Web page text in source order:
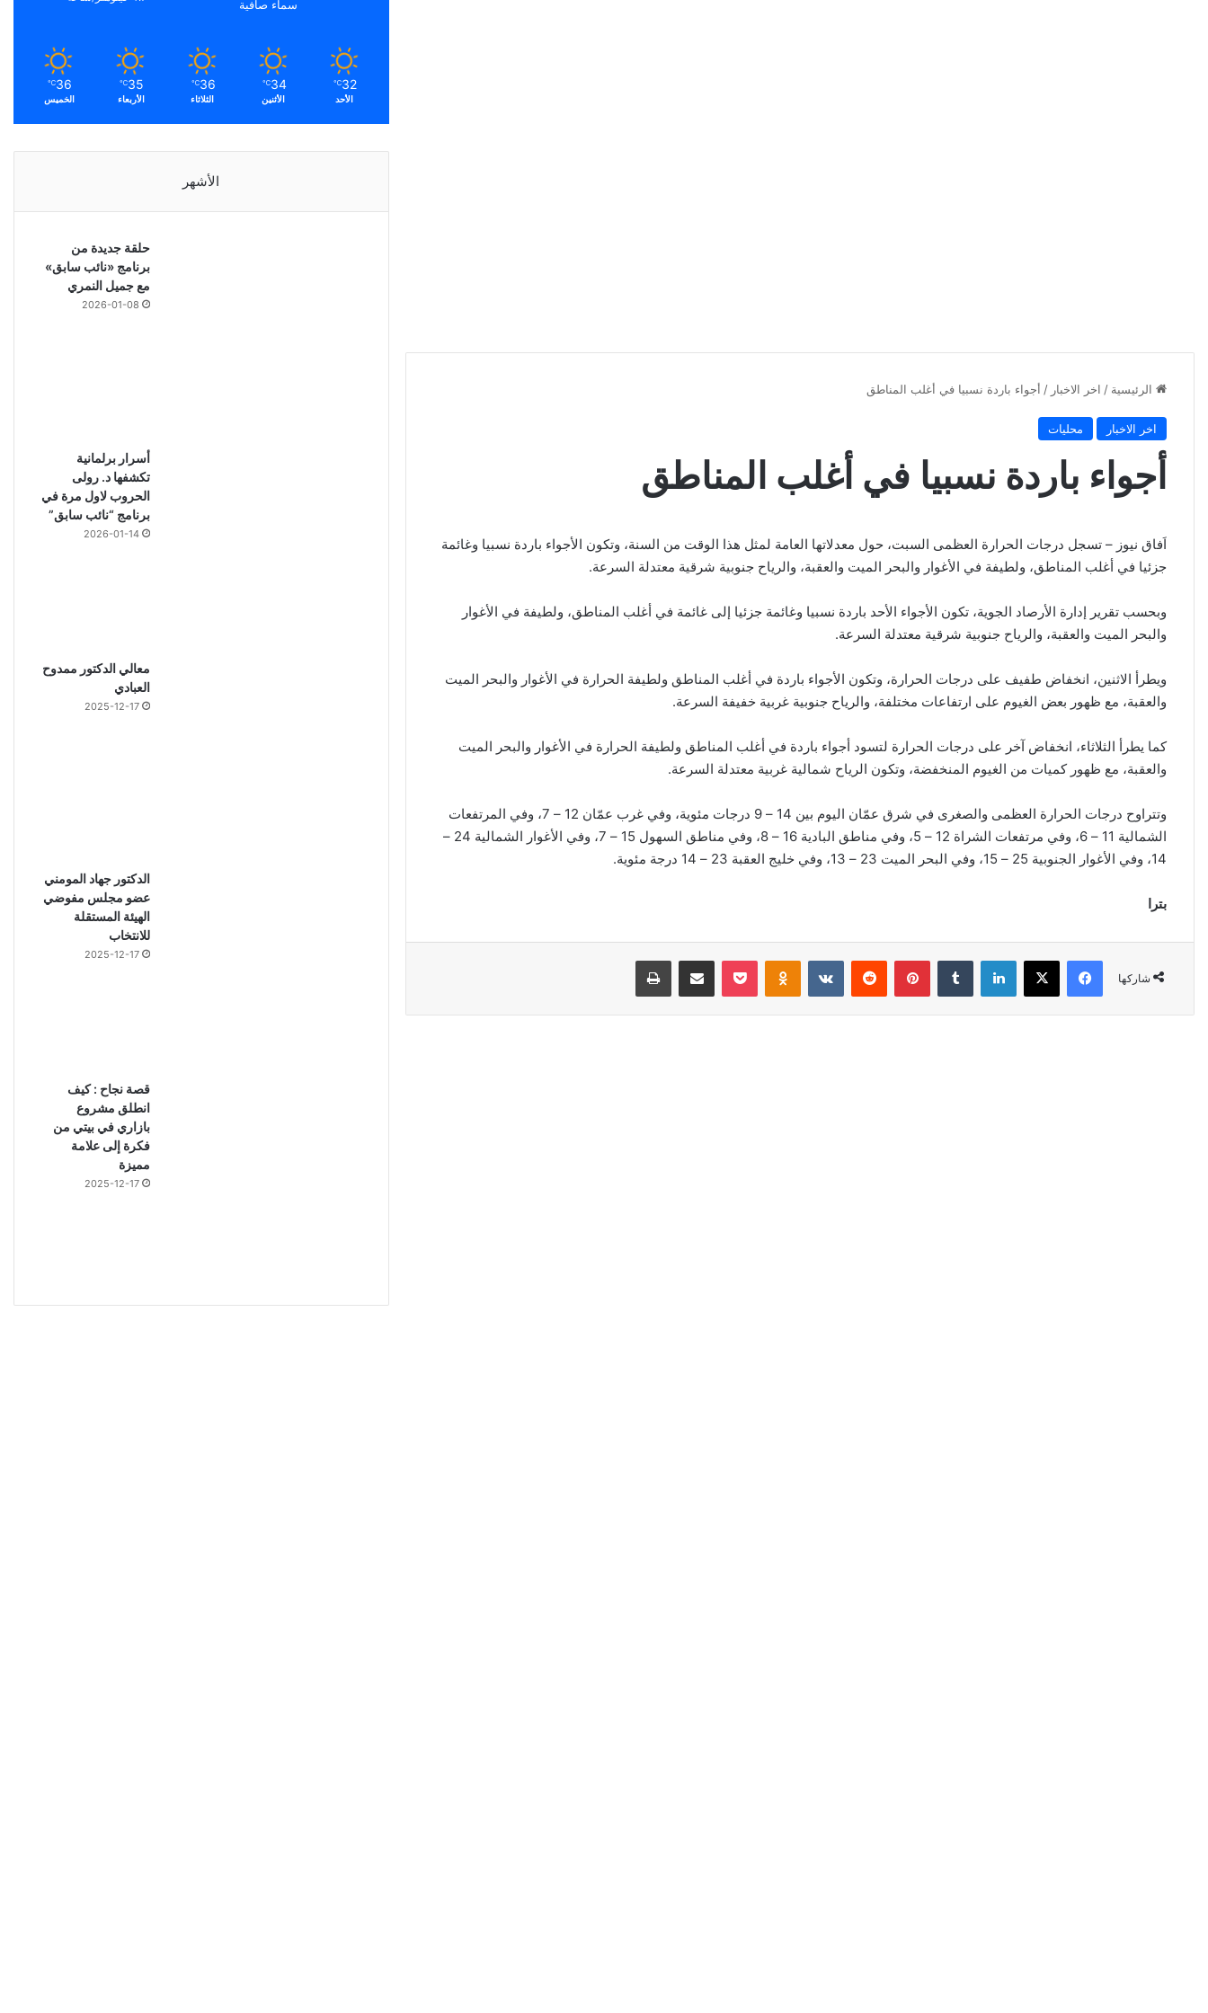
الرئيسية / اخر الاخبار / أجواء باردة نسبيا في أغلب المناطق
اخر الاخبار محليات
أجواء باردة نسبيا في أغلب المناطق
اَفاق نيوز – تسجل درجات الحرارة العظمى السبت، حول معدلاتها العامة لمثل هذا الوقت من السنة، وتكون الأجواء باردة نسبيا وغائمة
جزئيا في أغلب المناطق، ولطيفة في الأغوار والبحر الميت والعقبة، والرياح جنوبية شرقية معتدلة السرعة.
وبحسب تقرير إدارة الأرصاد الجوية، تكون الأجواء الأحد باردة نسبيا وغائمة جزئيا إلى غائمة في أغلب المناطق، ولطيفة في الأغوار
والبحر الميت والعقبة، والرياح جنوبية شرقية معتدلة السرعة.
ويطرأ الاثنين، انخفاض طفيف على درجات الحرارة، وتكون الأجواء باردة في أغلب المناطق ولطيفة الحرارة في الأغوار والبحر الميت
والعقبة، مع ظهور بعض الغيوم على ارتفاعات مختلفة، والرياح جنوبية غربية خفيفة السرعة.
كما يطرأ الثلاثاء، انخفاض آخر على درجات الحرارة لتسود أجواء باردة في أغلب المناطق ولطيفة الحرارة في الأغوار والبحر الميت
والعقبة، مع ظهور كميات من الغيوم المنخفضة، وتكون الرياح شمالية غربية معتدلة السرعة.
وتتراوح درجات الحرارة العظمى والصغرى في شرق عمّان اليوم بين 14 – 9 درجات مئوية، وفي غرب عمّان 12 – 7، وفي المرتفعات
الشمالية 11 – 6، وفي مرتفعات الشراة 12 – 5، وفي مناطق البادية 16 – 8، وفي مناطق السهول 15 – 7، وفي الأغوار الشمالية 24 –
14، وفي الأغوار الجنوبية 25 – 15، وفي البحر الميت 23 – 13، وفي خليج العقبة 23 – 14 درجة مئوية.
بترا
شاركها
فيسبوك لينكدإن بينتيريست
سماء صافية
32
℃
الأحد
34
℃
الأثنين
36
℃
الثلاثاء
35
℃
الأربعاء
36
℃
الخميس
الأشهر
حلقة جديدة من
برنامج «نائب سابق»
مع جميل النمري
2026-01-08
أسرار برلمانية
تكشفها د. رولى
الحروب لاول مرة في
برنامج “نائب سابق”
2026-01-14
معالي الدكتور ممدوح
العبادي
2025-12-17
الدكتور جهاد المومني
عضو مجلس مفوضي
الهيئة المستقلة
للانتخاب
2025-12-17
قصة نجاح : كيف
انطلق مشروع
بازاري في بيتي من
فكرة إلى علامة
مميزة
2025-12-17